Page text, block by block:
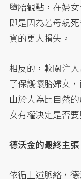
墮胎觀點，在婦
即是因為若母親
資的更大損失。
相反的，較關注
了保護懷胎婦女
由於人為比自然
女有權決定是否要
德沃金的最終主張
依循上述脈絡，